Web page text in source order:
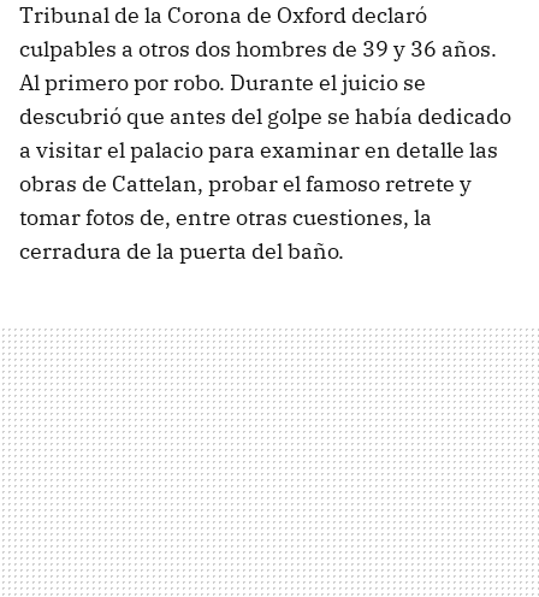
Tribunal de la Corona de Oxford declaró
culpables a otros dos hombres de 39 y 36 años.
Al primero por robo. Durante el juicio se
descubrió que antes del golpe se había dedicado
a visitar el palacio para examinar en detalle las
obras de Cattelan, probar el famoso retrete y
tomar fotos de, entre otras cuestiones, la
cerradura de la puerta del baño.